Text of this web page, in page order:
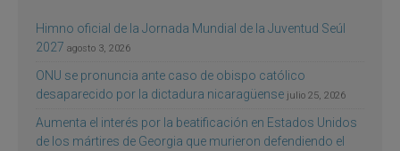
Himno oficial de la Jornada Mundial de la Juventud Seúl
2027 agosto 3, 2026
ONU se pronuncia ante caso de obispo católico
desaparecido por la dictadura nicaragüense julio 25, 2026
Aumenta el interés por la beatificación en Estados Unidos
de los mártires de Georgia que murieron defendiendo el